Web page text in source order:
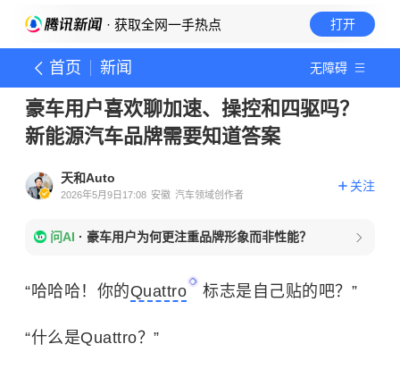
· 获取全网一手热点 打开
首页 新闻 无障碍
豪车用户喜欢聊加速、操控和四驱吗？
新能源汽车品牌需要知道答案
天和Auto
2026年5月9日17:08 安徽 汽车领域创作者
关注
问AI · 豪车用户为何更注重品牌形象而非性能？
“哈哈哈！你的Quattro 标志是自己贴的吧？”
“什么是Quattro？”